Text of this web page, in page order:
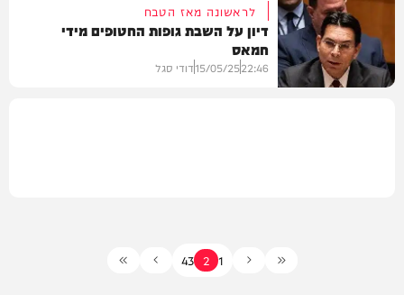
חדשות
לראשונה מאז הטבח
דיון על השבת גופות החטופים מידי
חמאס
22:46
15/05/25דודי סגל
1
2
3
4